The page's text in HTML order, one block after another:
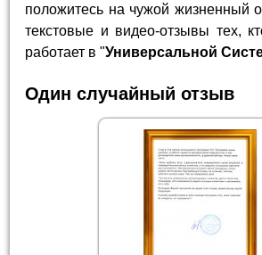
положитесь на чужой жизненный
текстовые и видео-отзывы тех,
работает в "Универсальной
Один случайный отзыв